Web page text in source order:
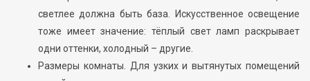
светлее должна быть база. Искусственное освещение
тоже имеет значение: тёплый свет ламп раскрывает
одни оттенки, холодный – другие.
Размеры комнаты. Для узких и вытянутых помещений